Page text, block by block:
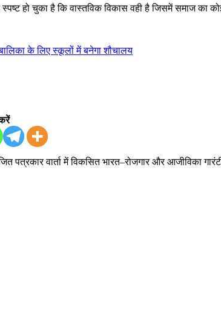
हो चुका है कि वास्तविक विकास वही है जिसमें समाज का
पत्रकार वार्ता में विकसित भारत–रोजगार और आजीविका